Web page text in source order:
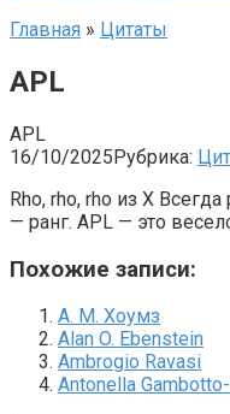
Главная » Цитаты
APL
APL
16/10/2025Рубрика:
Rho, rho, rho из X
— ранг. APL — это
Похожие записи:
A. M. Хоумз
Alan O. Ebenstein
Ambrogio Ravasi
Antonella